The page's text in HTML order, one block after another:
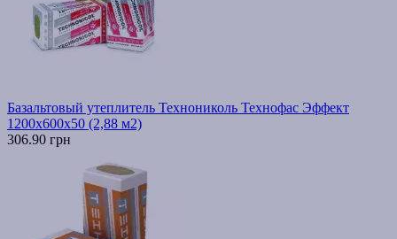
Базальтовый утеплитель Технониколь Технофас Эффект
1200х600х50 (2,88 м2)
306.90 грн